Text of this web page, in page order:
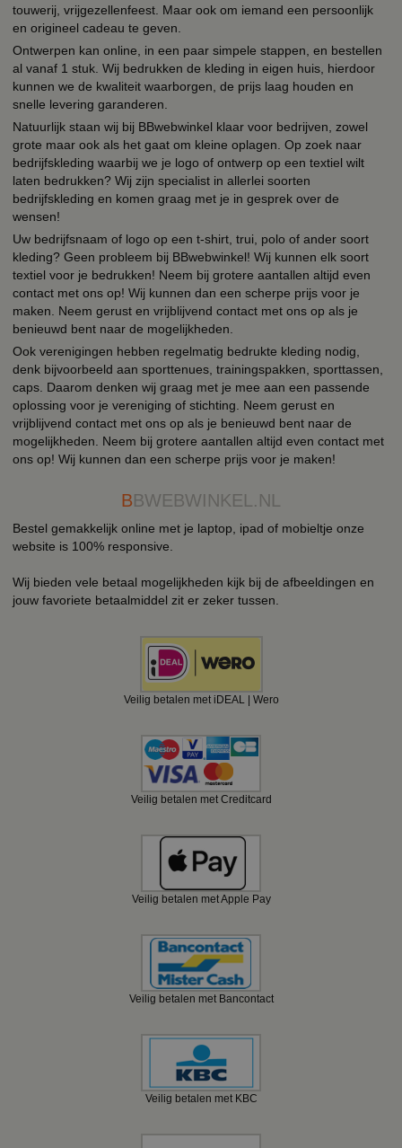
touwerij, vrijgezellenfeest. Maar ook om iemand een persoonlijk
en origineel cadeau te geven.
Ontwerpen kan online, in een paar simpele stappen, en bestellen
al vanaf 1 stuk. Wij bedrukken de kleding in eigen huis, hierdoor
kunnen we de kwaliteit waarborgen, de prijs laag houden en
snelle levering garanderen.
Natuurlijk staan wij bij BBwebwinkel klaar voor bedrijven, zowel
grote maar ook als het gaat om kleine oplagen. Op zoek naar
bedrijfskleding waarbij we je logo of ontwerp op een textiel wilt
laten bedrukken? Wij zijn specialist in allerlei soorten
bedrijfskleding en komen graag met je in gesprek over de
wensen!
Uw bedrijfsnaam of logo op een t-shirt, trui, polo of ander soort
kleding? Geen probleem bij BBwebwinkel! Wij kunnen elk soort
textiel voor je bedrukken! Neem bij grotere aantallen altijd even
contact met ons op! Wij kunnen dan een scherpe prijs voor je
maken. Neem gerust en vrijblijvend contact met ons op als je
benieuwd bent naar de mogelijkheden.
Ook verenigingen hebben regelmatig bedrukte kleding nodig,
denk bijvoorbeeld aan sporttenues, trainingspakken, sporttassen,
caps. Daarom denken wij graag met je mee aan een passende
oplossing voor je vereniging of stichting. Neem gerust en
vrijblijvend contact met ons op als je benieuwd bent naar de
mogelijkheden. Neem bij grotere aantallen altijd even contact met
ons op! Wij kunnen dan een scherpe prijs voor je maken!
BBWEBWINKEL.NL
Bestel gemakkelijk online met je laptop, ipad of mobieltje onze
website is 100% responsive.
Wij bieden vele betaal mogelijkheden kijk bij de afbeeldingen en
jouw favoriete betaalmiddel zit er zeker tussen.
Veilig betalen met iDEAL | Wero
Veilig betalen met Creditcard
Veilig betalen met Apple Pay
Veilig betalen met Bancontact
Veilig betalen met KBC